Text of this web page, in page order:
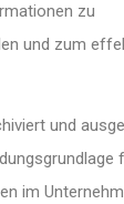
zu
und zum
und
im